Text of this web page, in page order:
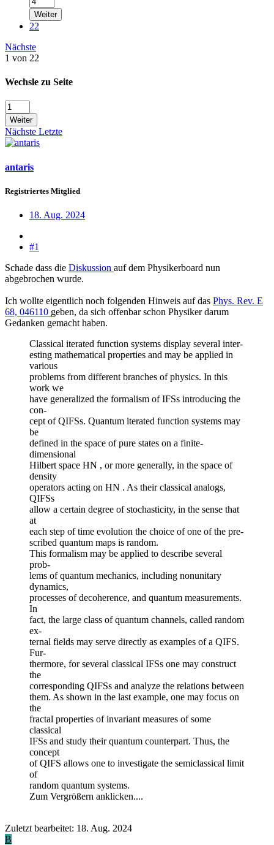
Weiter
22
Nächste
1 von 22
Wechsle zu Seite
Weiter
Nächste Letzte
antaris
Registriertes Mitglied
18. Aug. 2024
#1
Schade dass die Diskussion auf dem Physikerboard nun
abgebrochen wurde.
Ich wollte eigentlich noch folgenden Hinweis auf das Phys. Rev. E
68, 046110 geben, da sich offenbar schon Physiker darum
Gedanken gemacht haben.
Classical iterated function systems display several inter-
esting mathematical properties and may be applied in
various
problems from different branches of physics. In this
work we
have generalized the formalism of IFSs introducing the
con-
cept of QIFSs. Quantum iterated function systems may
be
defined in the space of pure states on a finite-
dimensional
Hilbert space HN , or more generally, in the space of
density
operators acting on HN . As their classical analogs,
QIFSs
allow a certain degree of stochasticity, in the sense that
at
each step of time evolution the choice of one of the pre-
scribed quantum maps is random.
This formalism may be applied to describe several
prob-
lems of quantum mechanics, including nonunitary
dynamics,
processes of decoherence, and quantum measurements.
In
fact, the large class of quantum channels, called random
ex-
ternal fields may serve directly as examples of a QIFS.
Fur-
thermore, for several classical IFSs one may construct
the
corresponding QIFSs and analyze the relations between
them. As shown in the last example, one may focus on
the
fractal properties of invariant measures of some
classical
IFSs and study their quantum counterpart. Thus, the
concept
of QIFS allows one to investigate the semiclassical limit
of
random quantum systems.
Zum Vergrößern anklicken....
Zuletzt bearbeitet: 18. Aug. 2024
B